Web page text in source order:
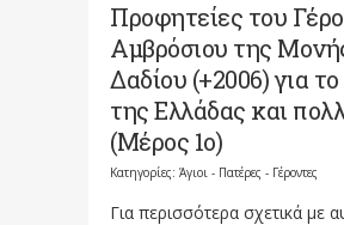
Προφητείες του
Αμβρόσιου της
Δαδίου (+2006) για
της Ελλάδας και
(Μέρος 1ο)
Κατηγορίες: Άγιοι - Πατέρες - Γέροντες
Για περισσότερα σχετικά με